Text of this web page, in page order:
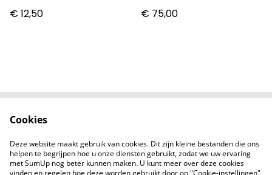
€ 12,50
€ 75,00
Privacybeleid
Cookiebeleid
Nieuwsberichten
Cookies
Deze website maakt gebruik van cookies. Dit zijn kleine bestanden die ons
helpen te begrijpen hoe u onze diensten gebruikt, zodat we uw ervaring
met SumUp nog beter kunnen maken. U kunt meer over deze cookies
vinden en regelen hoe deze worden gebruikt door op "Cookie-instellingen"